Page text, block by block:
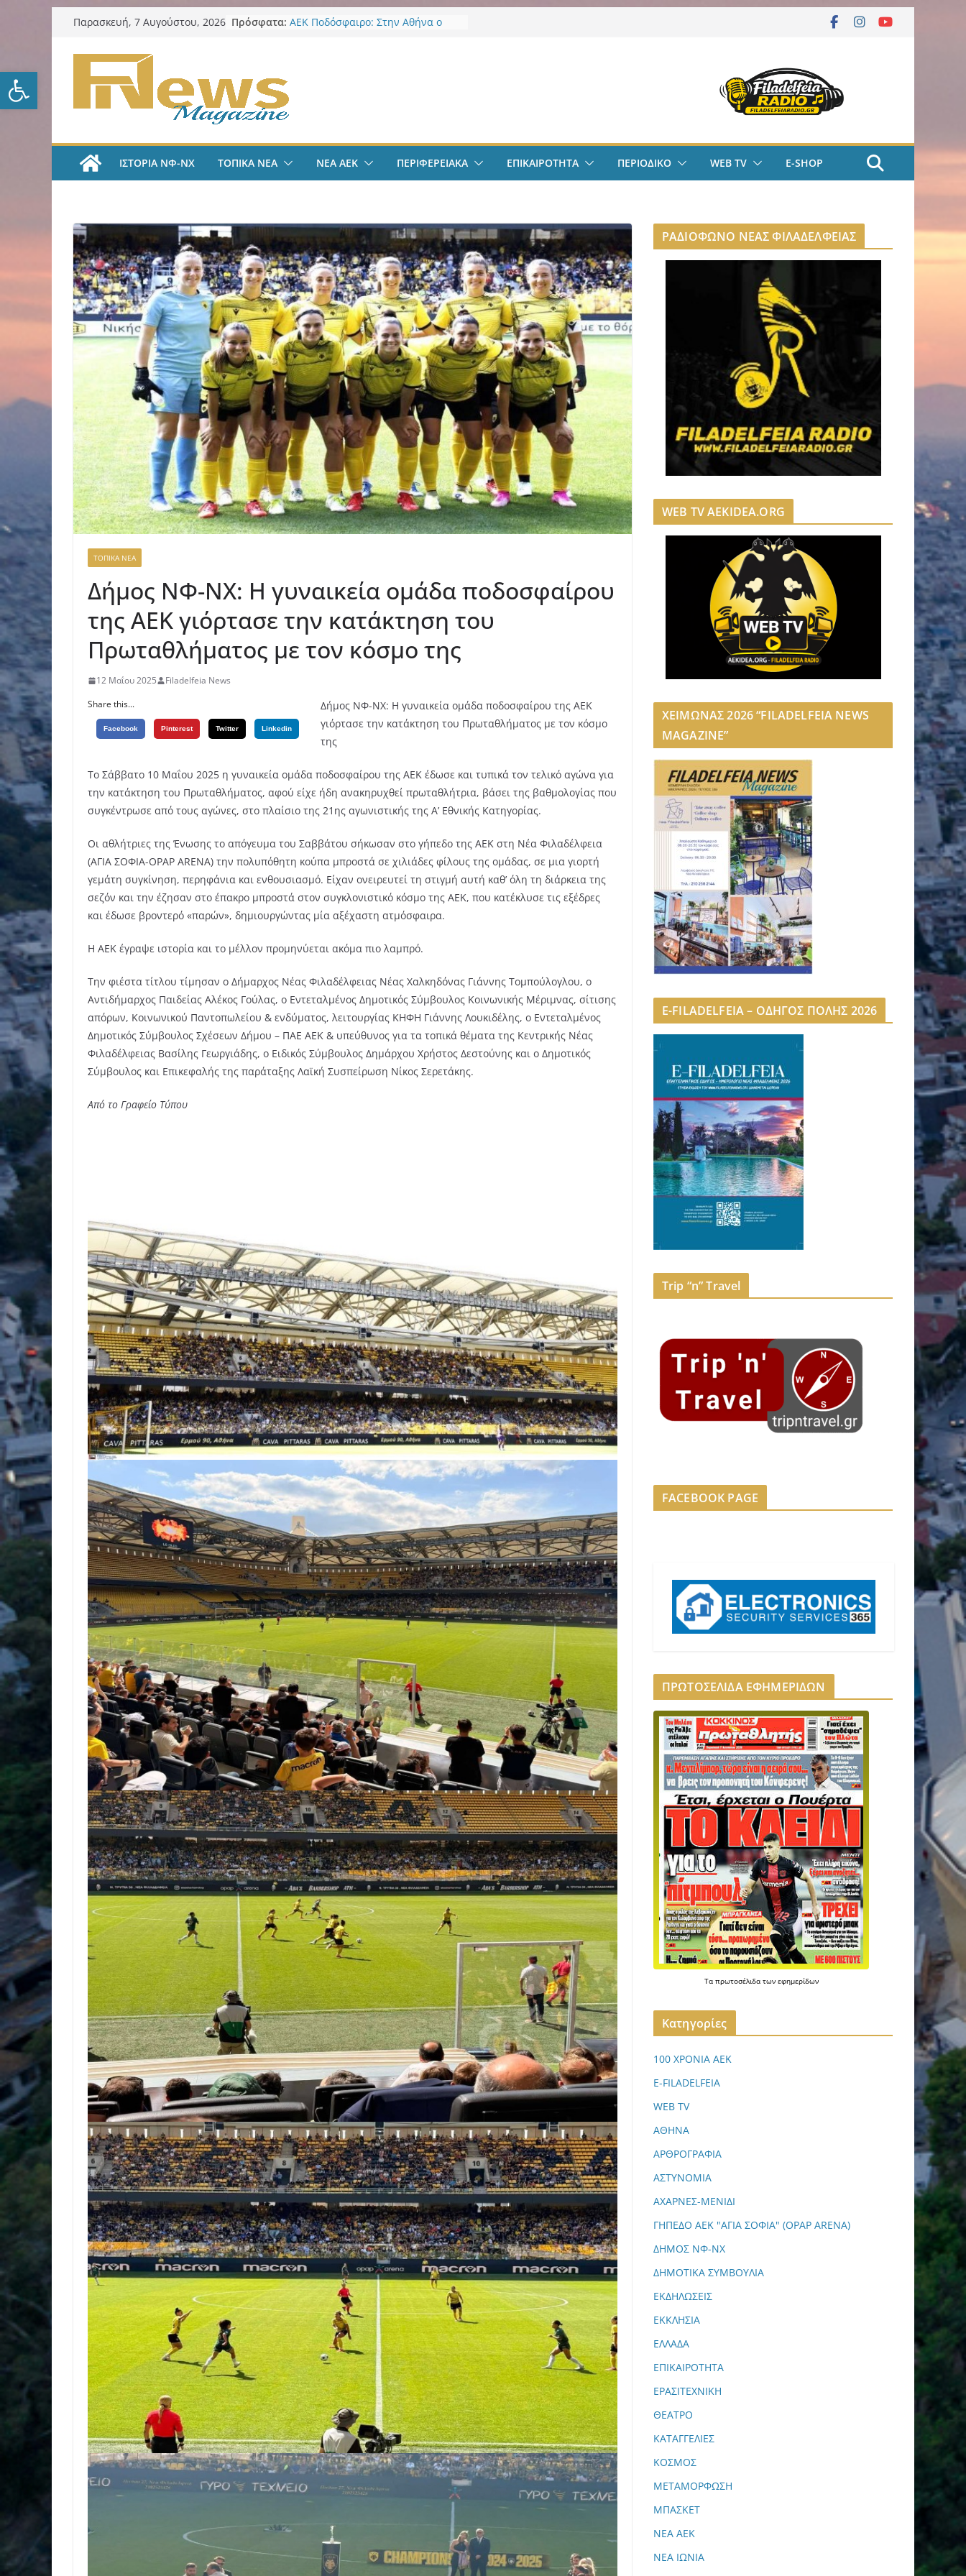
Ανοίξτε τη γραμμή εργαλείων
Μετάβαση
περιεχόμενο
Παρασκευή, 7 Αυγούστου, 2026 Πρόσφατα: ΑΕΚ Ποδόσφαιρο: Στην Αθήνα ο
ψηφιακά εργαλεία στην Ευρώπη
για τη διαφάνεια και τη
με Άννα Γκόμες Ρεσέντε
ΑΕΚ Χάντμπολ Γυναικών:
Ανακοίνωσε την Νικολίνα Ανδρέου,
18χρονη Κύπρια εξτρέμ
ΙΣΤΟΡΙΑ ΝΦ-ΝΧ ΤΟΠΙΚΑ ΝΕΑ ΝΕΑ ΑΕΚ ΠΕΡΙΦΕΡΕΙΑΚΑ ΕΠΙΚΑΙΡΟΤΗΤΑ ΠΕΡΙΟΔΙΚΟ WEB TV E-SHOP
ΤΟΠΙΚΑ ΝΕΑ
Δήμος ΝΦ-ΝΧ: Η γυναικεία ομάδα ποδοσφαίρου
της ΑΕΚ γιόρτασε την κατάκτηση του
Πρωταθλήματος με τον κόσμο της
12 Μαΐου 2025
Filadelfeia News
Share this...
Facebook Pinterest Twitter Linkedin
Δήμος ΝΦ-ΝΧ: Η γυναικεία ομάδα ποδοσφαίρου της ΑΕΚ
γιόρτασε την κατάκτηση του Πρωταθλήματος με τον κόσμο
της
Το Σάββατο 10 Μαΐου 2025 η γυναικεία ομάδα ποδοσφαίρου της ΑΕΚ έδωσε και τυπικά τον τελικό αγώνα για
την κατάκτηση του Πρωταθλήματος, αφού είχε ήδη ανακηρυχθεί πρωταθλήτρια, βάσει της βαθμολογίας που
συγκέντρωσε από τους αγώνες, στο πλαίσιο της 21ης αγωνιστικής της Α’ Εθνικής Κατηγορίας.
Οι αθλήτριες της Ένωσης το απόγευμα του Σαββάτου σήκωσαν στο γήπεδο της ΑΕΚ στη Νέα Φιλαδέλφεια
(ΑΓΙΑ ΣΟΦΙΑ-OPAP ARENA) την πολυπόθητη κούπα μπροστά σε χιλιάδες φίλους της ομάδας, σε μια γιορτή
γεμάτη συγκίνηση, περηφάνια και ενθουσιασμό. Είχαν ονειρευτεί τη στιγμή αυτή καθ’ όλη τη διάρκεια της
σεζόν και την έζησαν στο έπακρο μπροστά στον συγκλονιστικό κόσμο της ΑΕΚ, που κατέκλυσε τις εξέδρες
και έδωσε βροντερό «παρών», δημιουργώντας μία αξέχαστη ατμόσφαιρα.
Η ΑΕΚ έγραψε ιστορία και το μέλλον προμηνύεται ακόμα πιο λαμπρό.
Την φιέστα τίτλου τίμησαν ο Δήμαρχος Νέας Φιλαδέλφειας Νέας Χαλκηδόνας Γιάννης Τομπούλογλου, ο
Αντιδήμαρχος Παιδείας Αλέκος Γούλας, ο Εντεταλμένος Δημοτικός Σύμβουλος Κοινωνικής Μέριμνας, σίτισης
απόρων, Κοινωνικού Παντοπωλείου & ενδύματος, λειτουργίας ΚΗΦΗ Γιάννης Λουκιδέλης, ο Εντεταλμένος
Δημοτικός Σύμβουλος Σχέσεων Δήμου – ΠΑΕ ΑΕΚ & υπεύθυνος για τα τοπικά θέματα της Κεντρικής Νέας
Φιλαδέλφειας Βασίλης Γεωργιάδης, ο Ειδικός Σύμβουλος Δημάρχου Χρήστος Δεστούνης και ο Δημοτικός
Σύμβουλος και Επικεφαλής της παράταξης Λαϊκή Συσπείρωση Νίκος Σερετάκης.
Από το Γραφείο Τύπου
ΡΑΔΙΟΦΩΝΟ ΝΕΑΣ ΦΙΛΑΔΕΛΦΕΙΑΣ
WEB TV AEKIDEA.ORG
ΧΕΙΜΩΝΑΣ 2026 “FILADELFEIA NEWS
MAGAZINE”
E-FILADELFEIA – ΟΔΗΓΟΣ ΠΟΛΗΣ 2026
Trip “n” Travel
FACEBOOK PAGE
ΠΡΩΤΟΣΕΛΙΔΑ ΕΦΗΜΕΡΙΔΩΝ
Τα πρωτοσέλιδα των εφημερίδων
Kατηγορίες
100 ΧΡΟΝΙΑ ΑΕΚ
E-FILADELFEIA
WEB TV
ΑΘΗΝΑ
ΑΡΘΡΟΓΡΑΦΙΑ
ΑΣΤΥΝΟΜΙΑ
ΑΧΑΡΝΕΣ-ΜΕΝΙΔΙ
ΓΗΠΕΔΟ ΑΕΚ "ΑΓΙΑ ΣΟΦΙΑ" (OPAP ARENA)
ΔΗΜΟΣ ΝΦ-ΝΧ
ΔΗΜΟΤΙΚΑ ΣΥΜΒΟΥΛΙΑ
ΕΚΔΗΛΩΣΕΙΣ
ΕΚΚΛΗΣΙΑ
ΕΛΛΑΔΑ
ΕΠΙΚΑΙΡΟΤΗΤΑ
ΕΡΑΣΙΤΕΧΝΙΚΗ
ΘΕΑΤΡΟ
ΚΑΤΑΓΓΕΛΙΕΣ
ΚΟΣΜΟΣ
ΜΕΤΑΜΟΡΦΩΣΗ
ΜΠΑΣΚΕΤ
ΝΕΑ ΑΕΚ
ΝΕΑ ΙΩΝΙΑ